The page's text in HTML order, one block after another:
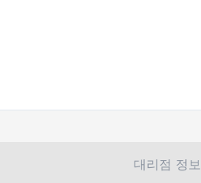
대리점 정보